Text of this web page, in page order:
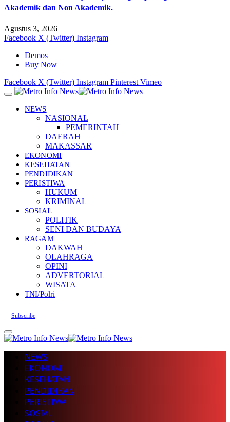
Akademik dan Non Akademik.
Agustus 3, 2026
Facebook X (Twitter) Instagram
Demos
Buy Now
Facebook X (Twitter) Instagram Pinterest Vimeo
NEWS
NASIONAL
PEMERINTAH
DAERAH
MAKASSAR
EKONOMI
KESEHATAN
PENDIDIKAN
PERISTIWA
HUKUM
KRIMINAL
SOSIAL
POLITIK
SENI DAN BUDAYA
RAGAM
DAKWAH
OLAHRAGA
OPINI
ADVERTORIAL
WISATA
TNI/Polri
Subscribe
NEWS
EKONOMI
KESEHATAN
PENDIDIKAN
PERISTIWA
SOSIAL